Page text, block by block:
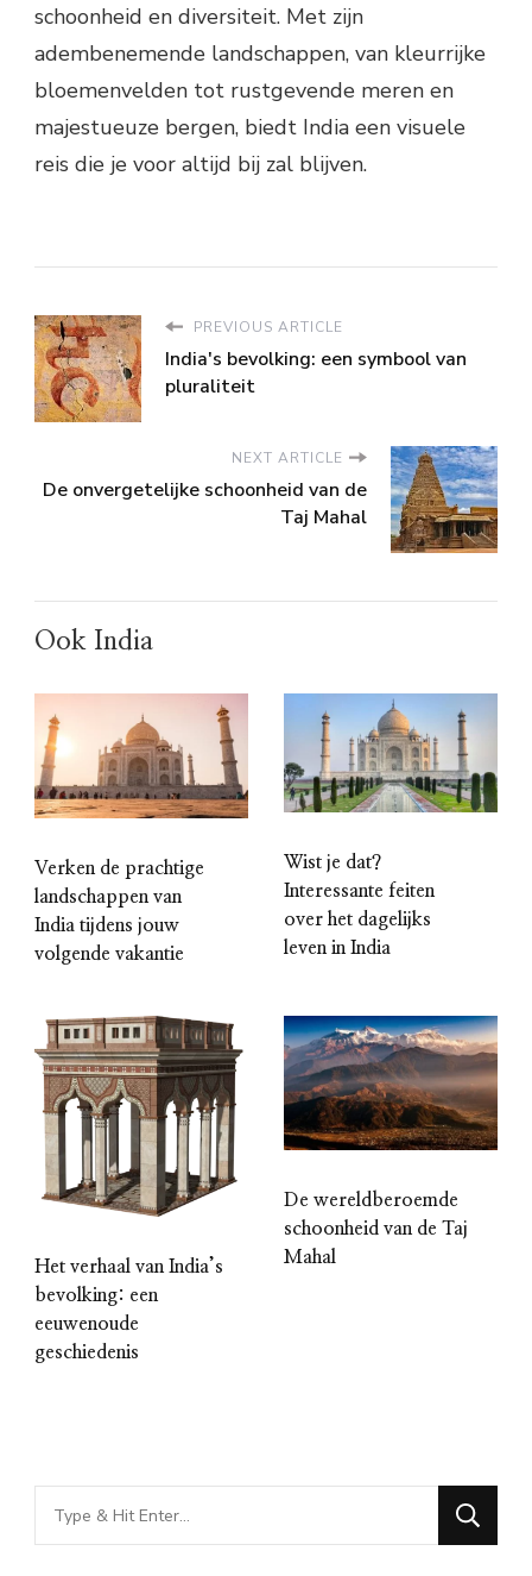
schoonheid en diversiteit. Met zijn
adembenemende landschappen, van kleurrijke
bloemenvelden tot rustgevende meren en
majestueuze bergen, biedt India een visuele
reis die je voor altijd bij zal blijven.
PREVIOUS ARTICLE
India's bevolking: een symbool van
pluraliteit
NEXT ARTICLE
De onvergetelijke schoonheid van de
Taj Mahal
Ook India
Verken de prachtige
landschappen van
India tijdens jouw
volgende vakantie
Wist je dat?
Interessante feiten
over het dagelijks
leven in India
Het verhaal van India’s
bevolking: een
eeuwenoude
geschiedenis
De wereldberoemde
schoonheid van de Taj
Mahal
Looking
for